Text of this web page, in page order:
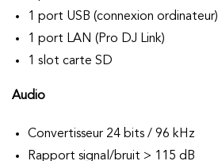
1 port USB (connexion ordinateur)
1 port LAN (Pro DJ Link)
1 slot carte SD
Audio
Convertisseur 24 bits / 96 kHz
Rapport signal/bruit > 115 dB